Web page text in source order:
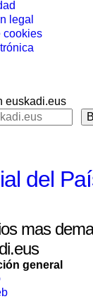
legal
cookies
euskadi.eus
del
mas
general